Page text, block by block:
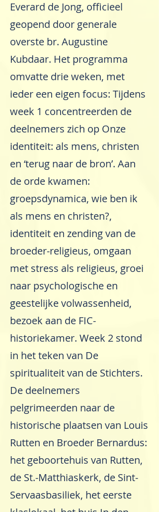
Everard de Jong, officieel
geopend door generale
overste br. Augustine
Kubdaar. Het programma
omvatte drie weken, met
ieder een eigen focus: Tijdens
week 1 concentreerden de
deelnemers zich op Onze
identiteit: als mens, christen
en ‘terug naar de bron’. Aan
de orde kwamen:
groepsdynamica, wie ben ik
als mens en christen?,
identiteit en zending van de
broeder-religieus, omgaan
met stress als religieus, groei
naar psychologische en
geestelijke volwassenheid,
bezoek aan de FIC-
historiekamer. Week 2 stond
in het teken van De
spiritualiteit van de Stichters.
De deelnemers
pelgrimeerden naar de
historische plaatsen van Louis
Rutten en Broeder Bernardus:
het geboortehuis van Rutten,
de St.-Matthiaskerk, de Sint-
Servaasbasiliek, het eerste